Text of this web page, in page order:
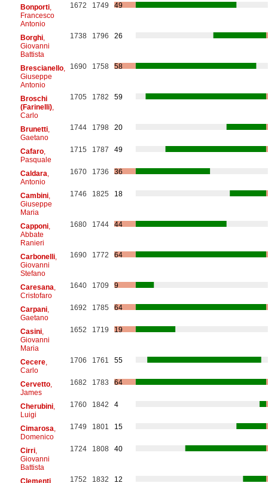
Bonporti,
Francesco
Antonio
1672 1749 49
Borghi,
Giovanni
Battista
1738 1796 26
Brescianello,
Giuseppe
Antonio
1690 1758 58
Broschi
(Farinelli),
Carlo
1705 1782 59
Brunetti,
Gaetano
1744 1798 20
Cafaro,
Pasquale
1715 1787 49
Caldara
Antonio
1670 1736 36
Cambini,
Giuseppe
Maria
1746 1825 18
Capponi,
Abbate
Ranieri
1680 1744 44
Carbonelli,
Giovanni
Stefano
1690 1772 64
Caresana
Cristofaro
1640 1709 9
Carpani,
Gaetano
1692 1785 64
Casini,
Giovanni
Maria
1652 1719 19
Cecere,
Carlo
1706 1761 55
Cervetto,
James
1682 1783 64
Cherubini,
Luigi
1760 1842 4
Cimarosa
Domenico
1749 1801 15
Cirri,
Giovanni
Battista
1724 1808 40
Clementi, 1752 1832 12